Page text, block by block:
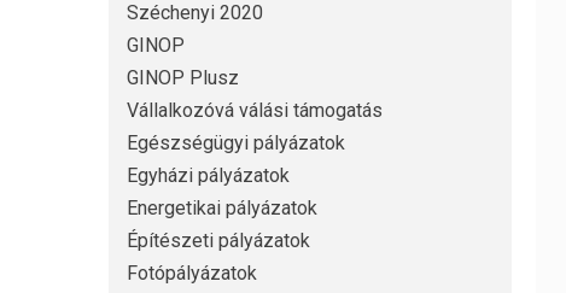
Széchenyi 2020
GINOP
GINOP Plusz
Vállalkozóvá válási támogatás
Egészségügyi pályázatok
Egyházi pályázatok
Energetikai pályázatok
Építészeti pályázatok
Fotópályázatok